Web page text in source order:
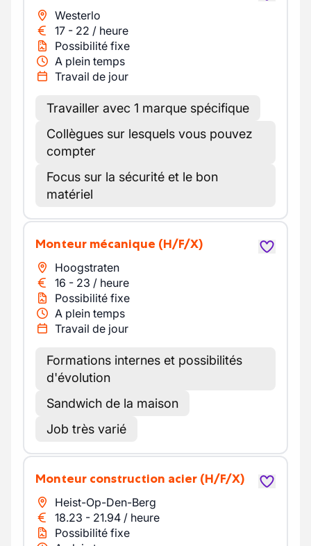
Westerlo
17 - 22 / heure
Possibilité fixe
A plein temps
Travail de jour
Travailler avec 1 marque spécifique
Collègues sur lesquels vous pouvez
compter
Focus sur la sécurité et le bon
matériel
Monteur mécanique (H/F/X)
Hoogstraten
16 - 23 / heure
Possibilité fixe
A plein temps
Travail de jour
Formations internes et possibilités
d'évolution
Sandwich de la maison
Job très varié
Monteur construction acier (H/F/X)
Heist-Op-Den-Berg
18.23 - 21.94 / heure
Possibilité fixe